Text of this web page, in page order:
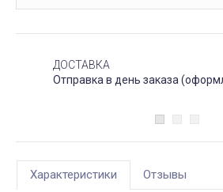
ДОСТАВКА
Отправка в день заказа
Характеристики Отзывы